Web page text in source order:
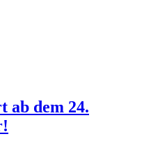
ab dem 24.